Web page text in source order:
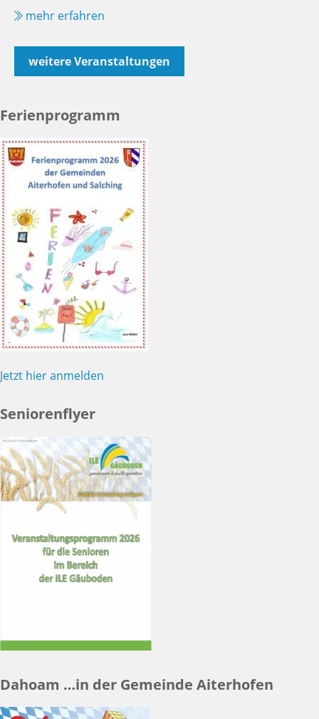
mehr erfahren
weitere Veranstaltungen
Ferienprogramm
Jetzt hier anmelden
Seniorenflyer
Dahoam …in der Gemeinde Aiterhofen